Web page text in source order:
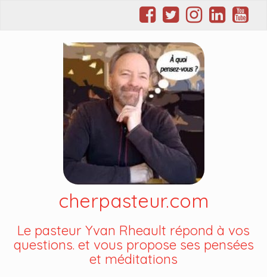
cherpasteur.com
Le pasteur Yvan Rheault répond à vos
questions. et vous propose ses pensées
et méditations